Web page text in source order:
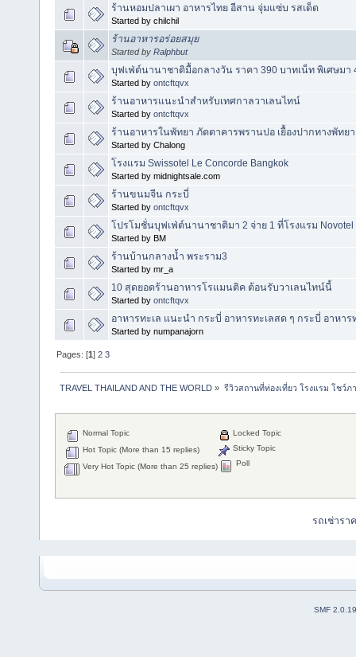
ร้านหอมปลาเผา อาหารไทย อีสาน จุ่มแซ่บ รสเด็ด
Started by chilchil
ร้านอาหารอร่อยสมุย
Started by Ralphbut
บุฟเฟ่ต์นานาชาติมื้อกลางวัน ราคา 390 บาทเน็ท พิเศษมา
Started by ontcftqvx
ร้านอาหารแนะนำสำหรับเทศกาลวาเลนไทน์
Started by ontcftqvx
ร้านอาหารในพัทยา ภัตตาคารพรานปอ เยื้องปากทางพัทย
Started by Chalong
โรงแรม Swissotel Le Concorde Bangkok
Started by midnightsale.com
ร้านขนมจีน กระบี่
Started by ontcftqvx
โปรโมชั่นบุฟเฟ่ต์นานาชาติมา 2 จ่าย 1 ที่โรงแรม Novotel
Started by BM
ร้านบ้านกลางน้ำ พระราม3
Started by mr_a
10 สุดยอดร้านอาหารโรแมนติค ต้อนรับวาเลนไทน์นี้
Started by ontcftqvx
อาหารทะเล แนะนำ กระบี่ อาหารทะเลสด ๆ กระบี่ อาหาร
Started by numpanajorn
Pages: [1]2 3
TRAVEL THAILAND AND THE WORLD » รีวิวสถานที่ท่องเที่ยว โรงแรม โชว์ภ
Normal Topic
Hot Topic (More than 15 replies)
Very Hot Topic (More than 25 replies)
Locked Topic
Sticky Topic
Poll
รถเช่าร
SMF 2.0.19